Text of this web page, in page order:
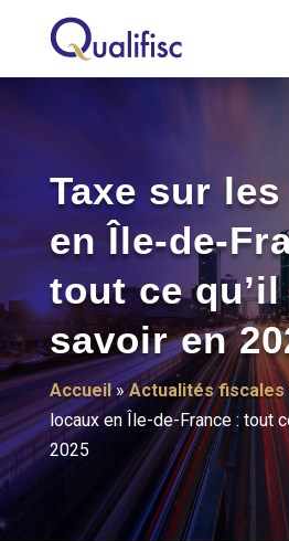
Taxe sur
en Île-de-
tout ce
savoir en
Accueil»Actualités fiscales
locaux en Île-de-France : tout
2025